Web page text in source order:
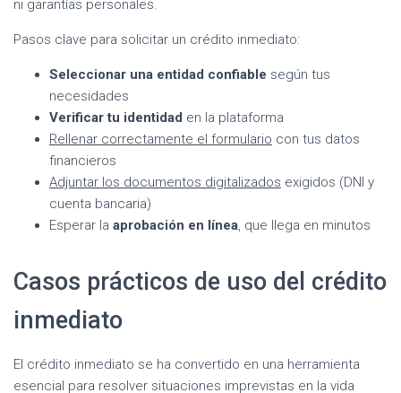
ni garantías personales.
Pasos clave para solicitar un crédito inmediato:
Seleccionar una entidad confiable según tus
necesidades
Verificar tu identidad en la plataforma
Rellenar correctamente el formulario con tus datos
financieros
Adjuntar los documentos digitalizados exigidos (DNI y
cuenta bancaria)
Esperar la aprobación en línea, que llega en minutos
Casos prácticos de uso del crédito
inmediato
El crédito inmediato se ha convertido en una herramienta
esencial para resolver situaciones imprevistas en la vida